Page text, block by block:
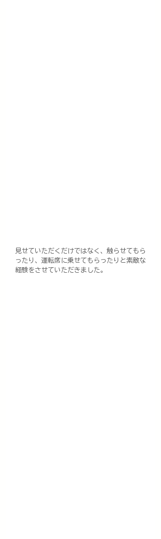
見せていただくだけではなく、触らせてもら
ったり、運転席に乗せてもらったりと素敵な
経験をさせていただきました。